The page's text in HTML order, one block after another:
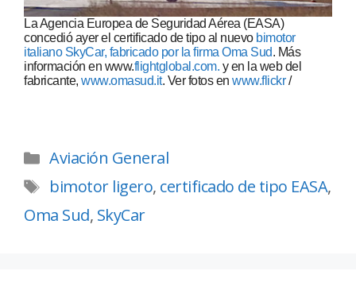
La Agencia Europea de Seguridad Aérea (EASA)
concedió ayer el certificado de tipo al nuevo bimotor
italiano SkyCar, fabricado por la firma Oma Sud. Más
información en www.flightglobal.com. y en la web del
fabricante, www.omasud.it. Ver fotos en www.flickr/
Aviación General
bimotor ligero, certificado de tipo EASA,
Oma Sud, SkyCar